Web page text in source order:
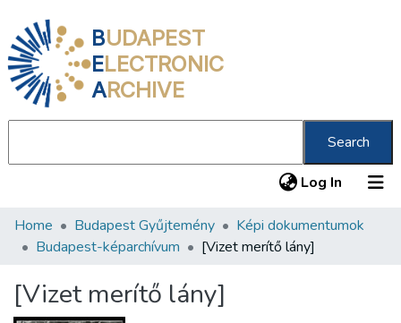
BUDAPEST
ELECTRONIC
ARCHIVE
Search
Log In (current)
Communities & Collections
Statistics
Home Budapest Gyűjtemény
Képi dokumentumok
Budapest-képarchívum
[Vizet merítő lány]
[Vizet merítő lány]